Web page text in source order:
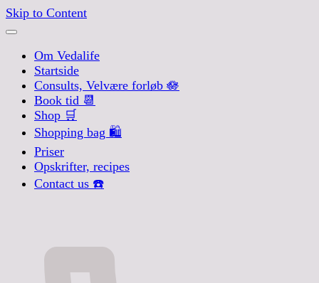
Skip to Content
Om Vedalife
Startside
Consults, Velvære forløb 🪷
Book tid 📆
Shop 🛒
Shopping bag 🛍️
Priser
Opskrifter, recipes
Contact us ☎️